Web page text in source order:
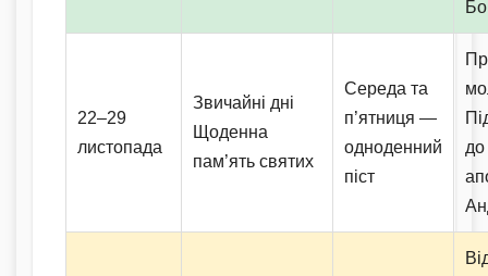
22–29
листопада
Звичайні дні
Щоденна
пам’ять святих
Середа та
п’ятниця —
одноденний
піст
до